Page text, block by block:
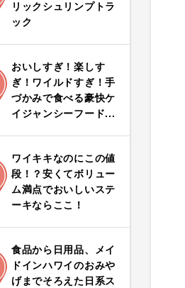
リックシュリンプトラ
ック
FOOD
おいしすぎ！楽しす
ぎ！ワイルドすぎ！手
づかみで食べる豪快ケ
イジャンシーフード...
FOOD
ワイキキなのにこの値
段！？安くてボリュー
ム満点でおいしいステ
ーキならここ！
FOOD
食品から日用品、メイ
ドインハワイのおみや
げまでそろえた日系ス